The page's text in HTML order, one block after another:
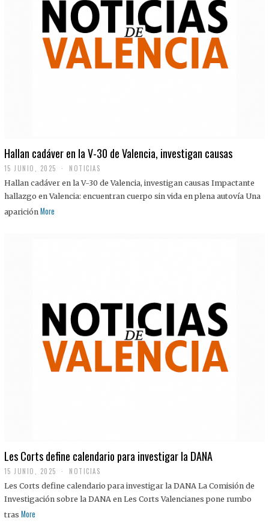
Hallan cadáver en la V-30 de Valencia, investigan causas
15 JUNIO, 2025 NOTICIAS
Hallan cadáver en la V-30 de Valencia, investigan causas Impactante
hallazgo en Valencia: encuentran cuerpo sin vida en plena autovía Una
aparición More
Les Corts define calendario para investigar la DANA
15 JUNIO, 2025 NOTICIAS
Les Corts define calendario para investigar la DANA La Comisión de
Investigación sobre la DANA en Les Corts Valencianes pone rumbo
tras More